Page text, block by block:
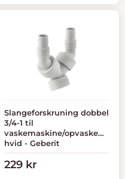
Slangeforskruning dobbel
3/4-1 til
vaskemaskine/
hvid - Geberit
Tilbudspris
229 kr